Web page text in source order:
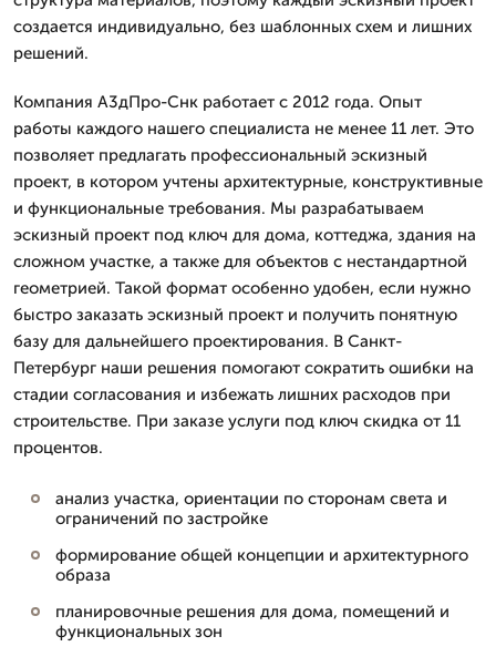
создается индивидуально, без шаблонных схем и лишних
решений.
Компания А3дПро-Снк работает с 2012 года. Опыт
работы каждого нашего специалиста не менее 11 лет. Это
позволяет предлагать профессиональный эскизный
проект, в котором учтены архитектурные, конструктивные
и функциональные требования. Мы разрабатываем
эскизный проект под ключ для дома, коттеджа, здания на
сложном участке, а также для объектов с нестандартной
геометрией. Такой формат особенно удобен, если нужно
быстро заказать эскизный проект и получить понятную
базу для дальнейшего проектирования. В Санкт-
Петербург наши решения помогают сократить ошибки на
стадии согласования и избежать лишних расходов при
строительстве. При заказе услуги под ключ скидка от 11
процентов.
анализ участка, ориентации по сторонам света и
ограничений по застройке
формирование общей концепции и архитектурного
образа
планировочные решения для дома, помещений и
функциональных зон